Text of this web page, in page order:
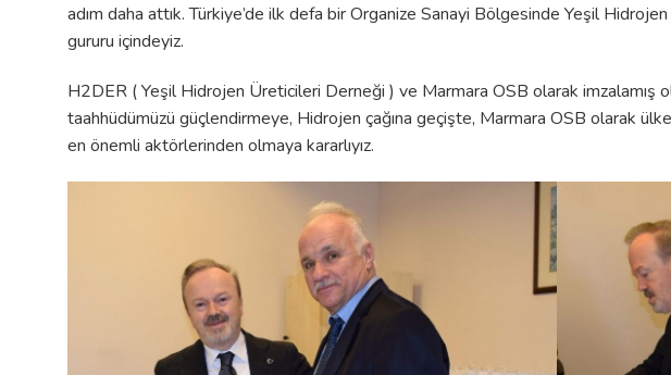
adım daha attık. Türkiye’de ilk defa bir Organize Sanayi Bölgesinde Yeşil
gururu içindeyiz.
H2DER ( Yeşil Hidrojen Üreticileri Derneği ) ve Marmara OSB olarak
taahhüdümüzü güçlendirmeye, Hidrojen çağına geçişte, Marmara OSB olarak
en önemli aktörlerinden olmaya kararlıyız.